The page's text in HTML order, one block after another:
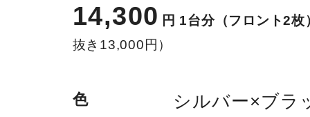
14,300 円 1台分（フロント2枚
抜き13,000円）
色
シルバー×ブラ